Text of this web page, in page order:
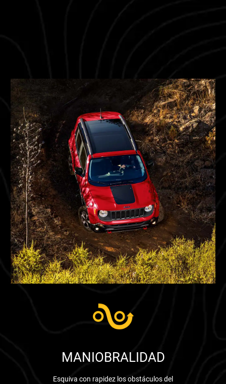
MANIOBRALIDAD
Esquiva con rapidez los obstáculos del